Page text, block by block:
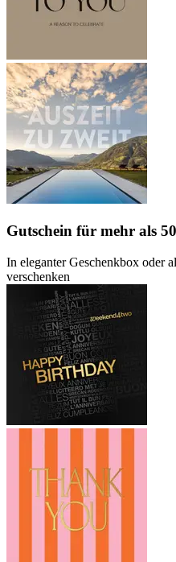
Gutschein für mehr als
In eleganter Geschenkbox oder
verschenken